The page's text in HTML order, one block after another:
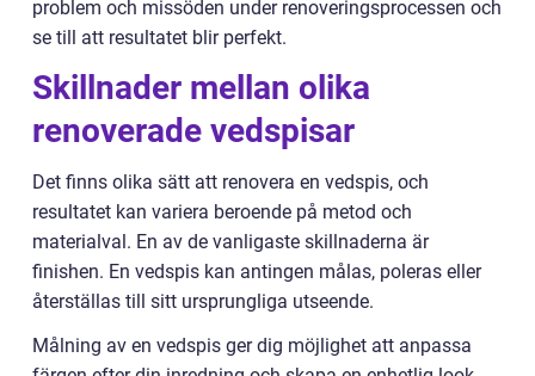
problem och missöden under renoveringsprocessen och
se till att resultatet blir perfekt.
Skillnader mellan olika
renoverade vedspisar
Det finns olika sätt att renovera en vedspis, och
resultatet kan variera beroende på metod och
materialval. En av de vanligaste skillnaderna är
finishen. En vedspis kan antingen målas, poleras eller
återställas till sitt ursprungliga utseende.
Målning av en vedspis ger dig möjlighet att anpassa